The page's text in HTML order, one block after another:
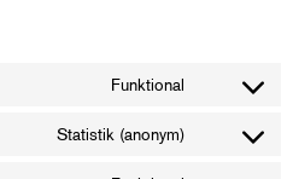
Funktional
Statistik (anonym)